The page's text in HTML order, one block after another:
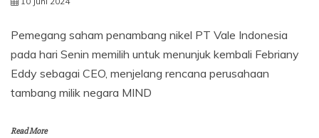
Pemegang saham penambang nikel PT Vale Indonesia
pada hari Senin memilih untuk menunjuk kembali Febriany
Eddy sebagai CEO, menjelang rencana perusahaan
tambang milik negara MIND
Read More